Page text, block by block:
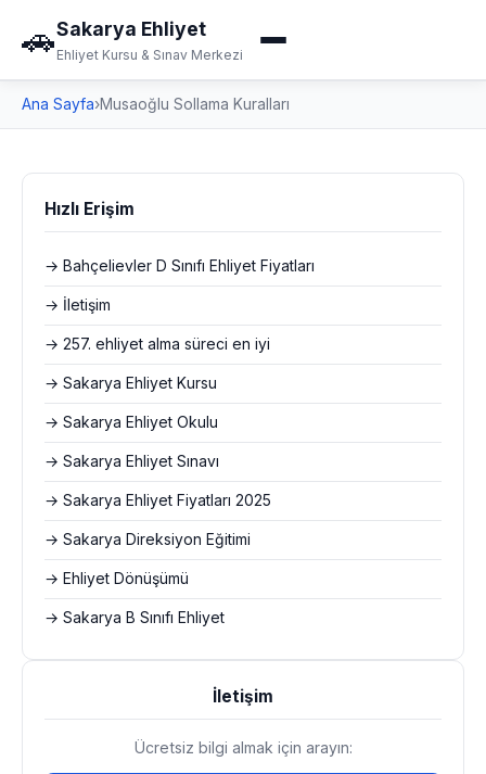
🚗Sakarya Ehliyet
Ehliyet Kursu & Sınav Merkezi
Ana Sayfa›Musaoğlu Sollama Kuralları
Hızlı Erişim
→ Bahçelievler D Sınıfı Ehliyet Fiyatları
→ İletişim
→ 257. ehliyet alma süreci en iyi
→ Sakarya Ehliyet Kursu
→ Sakarya Ehliyet Okulu
→ Sakarya Ehliyet Sınavı
→ Sakarya Ehliyet Fiyatları 2025
→ Sakarya Direksiyon Eğitimi
→ Ehliyet Dönüşümü
→ Sakarya B Sınıfı Ehliyet
İletişim
Ücretsiz bilgi almak için arayın: